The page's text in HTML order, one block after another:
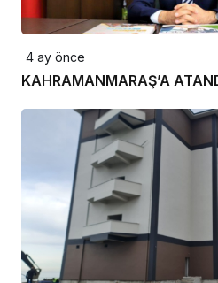
4 ay önce
KAHRAMANMARAŞ’A